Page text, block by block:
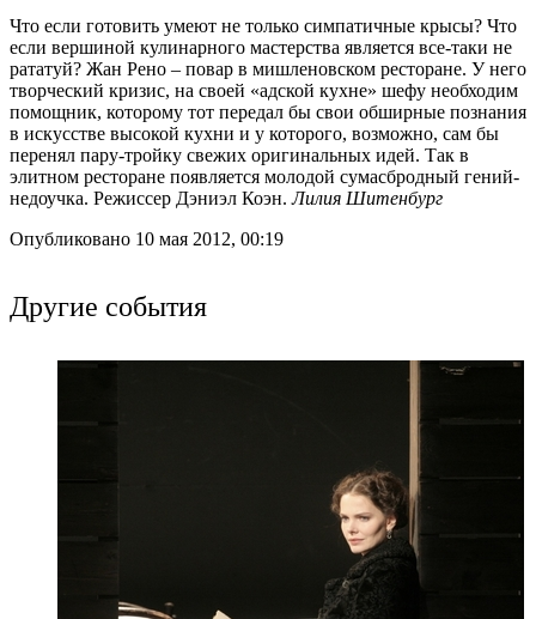
Что если готовить умеют не только симпатичные крысы? Что
если вершиной кулинарного мастерства является все-таки не
рататуй? Жан Рено – повар в мишленовском ресторане. У него
творческий кризис, на своей «адской кухне» шефу необходим
помощник, которому тот передал бы свои обширные познания
в искусстве высокой кухни и у которого, возможно, сам бы
перенял пару-тройку свежих оригинальных идей. Так в
элитном ресторане появляется молодой сумасбродный гений-
недоучка. Режиссер Дэниэл Коэн.Лилия Шитенбург
Опубликовано 10 мая 2012, 00:19
Другие события